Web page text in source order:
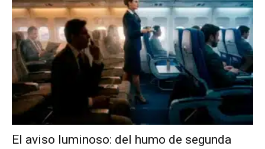
Subscribe to our daily clipping and
receive all the news of vaping and
tobacco harm reduction in your email.
SUBSCRIBIRSE
El aviso luminoso: del humo de segunda